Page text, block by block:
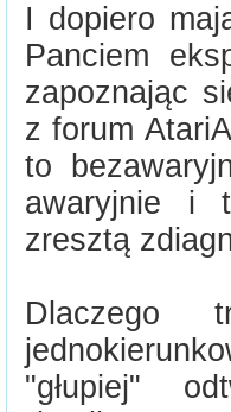
I dopiero
Panciem
zapoznając
z forum
to
awaryjnie i
zresztą
Dlaczego
"głupiej"